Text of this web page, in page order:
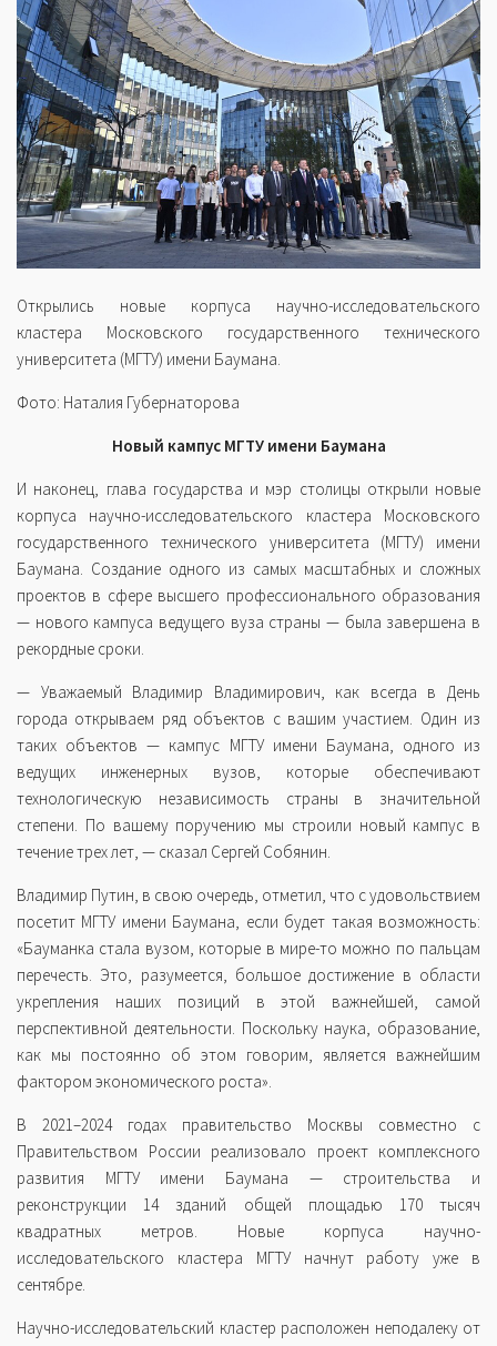
Открылись новые корпуса научно-исследовательского
кластера Московского государственного технического
университета (МГТУ) имени Баумана.
Фото: Наталия Губернаторова
Новый кампус МГТУ имени Баумана
И наконец, глава государства и мэр столицы открыли новые
корпуса научно-исследовательского кластера Московского
государственного технического университета (МГТУ) имени
Баумана. Создание одного из самых масштабных и сложных
проектов в сфере высшего профессионального образования
— нового кампуса ведущего вуза страны — была завершена в
рекордные сроки.
— Уважаемый Владимир Владимирович, как всегда в День
города открываем ряд объектов с вашим участием. Один из
таких объектов — кампус МГТУ имени Баумана, одного из
ведущих инженерных вузов, которые обеспечивают
технологическую независимость страны в значительной
степени. По вашему поручению мы строили новый кампус в
течение трех лет, — сказал Сергей Собянин.
Владимир Путин, в свою очередь, отметил, что с удовольствием
посетит МГТУ имени Баумана, если будет такая возможность:
«Бауманка стала вузом, которые в мире-то можно по пальцам
перечесть. Это, разумеется, большое достижение в области
укрепления наших позиций в этой важнейшей, самой
перспективной деятельности. Поскольку наука, образование,
как мы постоянно об этом говорим, является важнейшим
фактором экономического роста».
В 2021–2024 годах правительство Москвы совместно с
Правительством России реализовало проект комплексного
развития МГТУ имени Баумана — строительства и
реконструкции 14 зданий общей площадью 170 тысяч
квадратных метров. Новые корпуса научно-
исследовательского кластера МГТУ начнут работу уже в
сентябре.
Научно-исследовательский кластер расположен неподалеку от